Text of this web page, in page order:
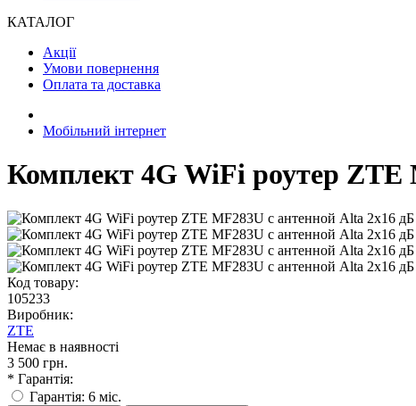
КАТАЛОГ
Акції
Умови повернення
Оплата та доставка
Мобільний інтернет
Комплект 4G WiFi роутер ZTE
Код товару:
105233
Виробник:
ZTE
Немає в наявності
3 500 грн.
* Гарантія:
Гарантія: 6 міс.